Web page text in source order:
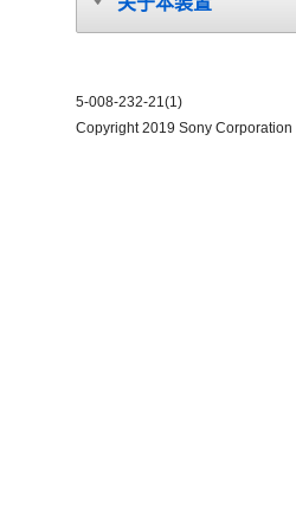
5-008-232-21(1)
Copyright 2019 Sony Corporation